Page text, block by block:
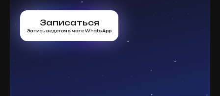
Записаться
Запись ведется в чате WhatsApp